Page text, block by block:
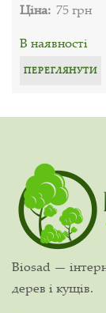
Ціна: 75 грн
В наявності
ПЕРЕГЛЯНУТИ
Biosad —
дерев і кущів.